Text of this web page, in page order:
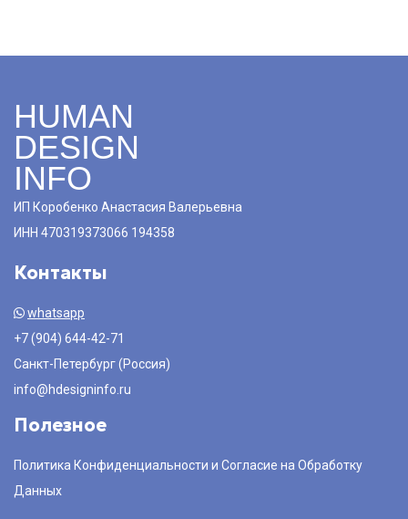
HUMAN
DESIGN
INFO
ИП Коробенко Анастасия Валерьевна
ИНН 470319373066 194358
Контакты
whatsapp
+7 (904) 644-42-71
Санкт-Петербург (Россия)
info@hdesigninfo.ru
Полезное
Политика Конфиденциальности и Согласие на Обработку
Данных